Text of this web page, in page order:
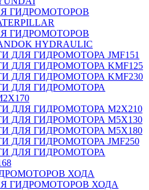
ГИДРОМОТОРОВ
ГИДРОМОТОРОВ
HYDRAULIC
ДЛЯ ГИДРОМОТОРА JMF151
ДЛЯ ГИДРОМОТОРА KMF125
ДЛЯ ГИДРОМОТОРА KMF230
ДЛЯ ГИДРОМОТОРА
ДЛЯ ГИДРОМОТОРА M2X210
ДЛЯ ГИДРОМОТОРА M5X130
ДЛЯ ГИДРОМОТОРА M5X180
ДЛЯ ГИДРОМОТОРА JMF250
ДЛЯ ГИДРОМОТОРА
ХОДА
ГИДРОМОТОРОВ ХОДА